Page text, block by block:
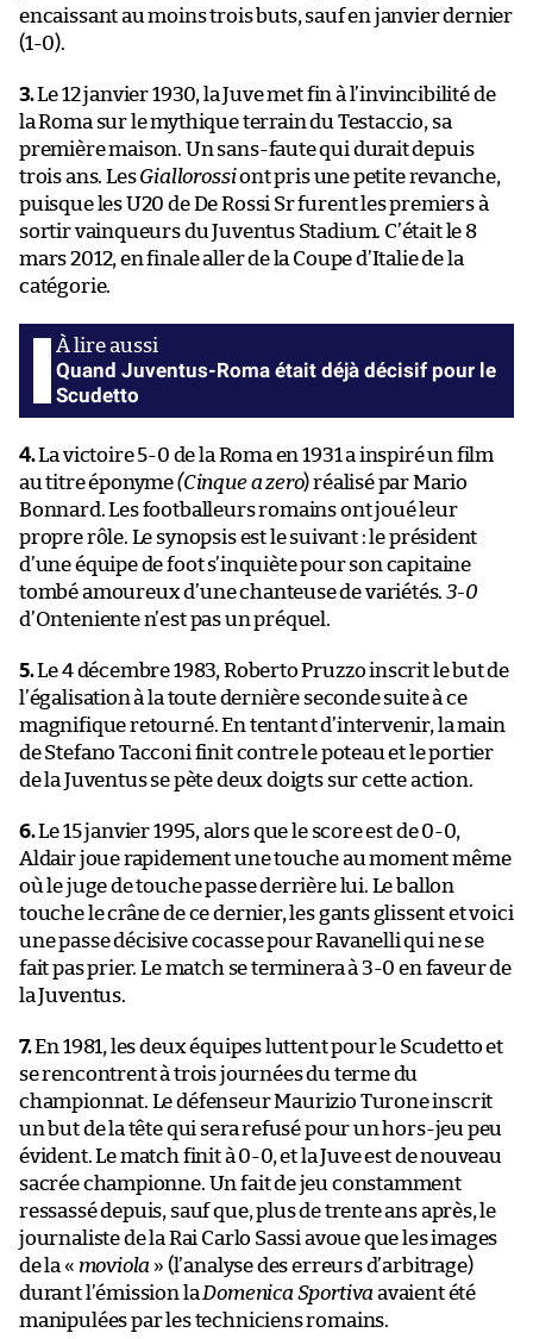
encaissant au moins trois buts, sauf en janvier dernier
(1-0).
3.Le 12 janvier 1930, la Juve met fin à l’invincibilité de
la Roma sur le mythique terrain du Testaccio, sa
première maison. Un sans-faute qui durait depuis
trois ans. LesGiallorossiont pris une petite revanche,
puisque les U20 de De Rossi Sr furent les premiers à
sortir vainqueurs du Juventus Stadium. C’était le 8
mars 2012, en finale aller de la Coupe d’Italie de la
catégorie.
Quand Juventus-Roma était déjà décisif pour le
Scudetto
4.La victoire 5-0 de la Roma en 1931 a inspiré un film
au titre éponyme(Cinque a zero) réalisé par Mario
Bonnard. Les footballeurs romains ont joué leur
propre rôle. Le synopsis est le suivant : le président
d’une équipe de foot s’inquiète pour son capitaine
tombé amoureux d’une chanteuse de variétés.3-0
d’Onteniente n’est pas un préquel.
5.Le 4 décembre 1983, Roberto Pruzzo inscrit le but de
l’égalisation à la toute dernière seconde suite à ce
magnifique retourné. En tentant d’intervenir, la main
de Stefano Tacconi finit contre le poteau et le portier
de la Juventus se pète deux doigts sur cette action.
6.Le 15 janvier 1995, alors que le score est de 0-0,
Aldair joue rapidement une touche au moment même
où le juge de touche passe derrière lui. Le ballon
touche le crâne de ce dernier, les gants glissent et voici
une passe décisive cocasse pour Ravanelli qui ne se
fait pas prier. Le match se terminera à 3-0 en faveur de
la Juventus.
7.En 1981, les deux équipes luttent pour le Scudetto et
se rencontrent à trois journées du terme du
championnat. Le défenseur Maurizio Turone inscrit
un but de la tête qui sera refusé pour un hors-jeu peu
évident. Le match finit à 0-0, et la Juve est de nouveau
sacrée championne. Un fait de jeu constamment
ressassé depuis, sauf que, plus de trente ans après, le
journaliste de la Rai Carlo Sassi avoue que les images
de la « moviola » (l’analyse des erreurs d’arbitrage)
durant l’émission la Domenica Sportiva avaient été
manipulées par les techniciens romains.